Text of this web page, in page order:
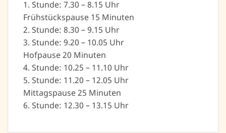
1. Stunde: 7.30 – 8.15 Uhr
Frühstückspause 15 Minuten
2. Stunde: 8.30 – 9.15 Uhr
3. Stunde: 9.20 – 10.05 Uhr
Hofpause 20 Minuten
4. Stunde: 10.25 – 11.10 Uhr
5. Stunde: 11.20 – 12.05 Uhr
Mittagspause 25 Minuten
6. Stunde: 12.30 – 13.15 Uhr